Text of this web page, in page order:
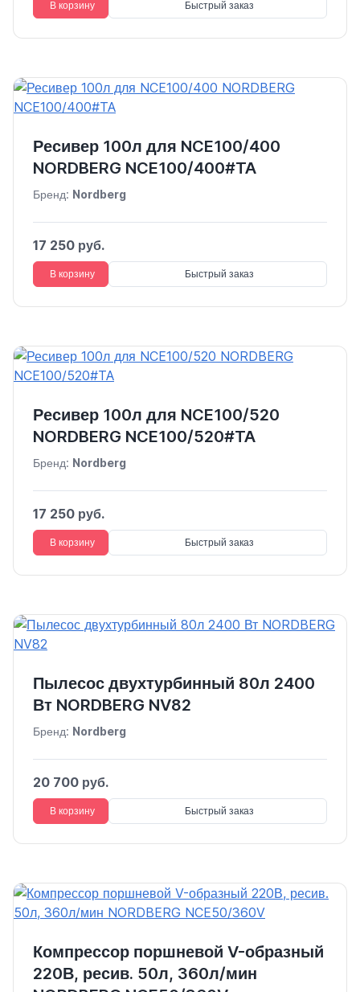
В корзину Быстрый заказ
Ресивер 100л для NCE100/400
NORDBERG NCE100/400#TA
Бренд: Nordberg
17 250 руб.
В корзину Быстрый заказ
Ресивер 100л для NCE100/520
NORDBERG NCE100/520#TA
Бренд: Nordberg
17 250 руб.
В корзину Быстрый заказ
Пылесос двухтурбинный 80л 2400
Вт NORDBERG NV82
Бренд: Nordberg
20 700 руб.
В корзину Быстрый заказ
Компрессор поршневой V-образный
220В, ресив. 50л, 360л/мин